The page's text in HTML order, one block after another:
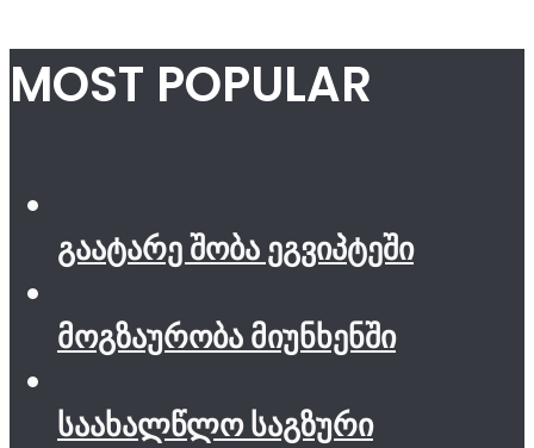
MOST POPULAR
გაატარე შობა ეგვიპტეში
მოგზაურობა მიუნხენში
საახალწლო საგზური